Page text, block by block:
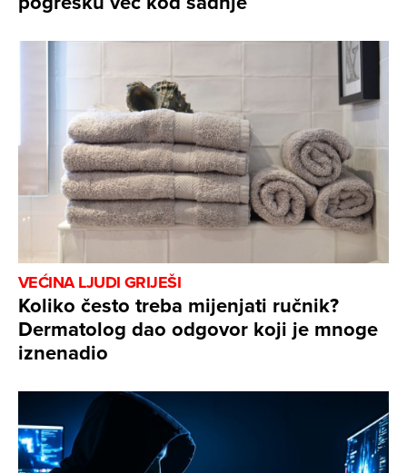
VEĆINA LJUDI GRIJEŠI
Koliko često treba mijenjati ručnik?
Dermatolog dao odgovor koji je mnoge
iznenadio